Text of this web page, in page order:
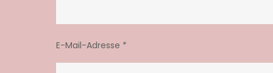
E-Mail-Adresse *